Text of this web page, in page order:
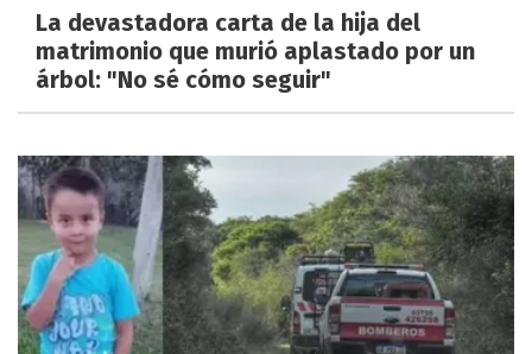
La devastadora carta de la hija del
matrimonio que murió aplastado por un
árbol: "No sé cómo seguir"